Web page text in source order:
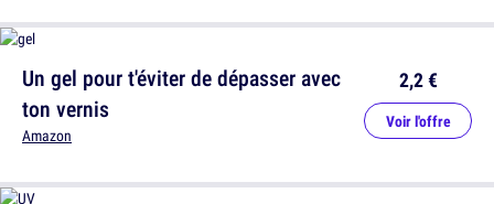
Un gel pour t'éviter de dépasser avec
ton vernis
Amazon
2,2 €
Voir l'offre